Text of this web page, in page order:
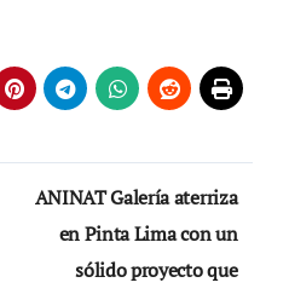
ANINAT Galería aterriza
en Pinta Lima con un
sólido proyecto que